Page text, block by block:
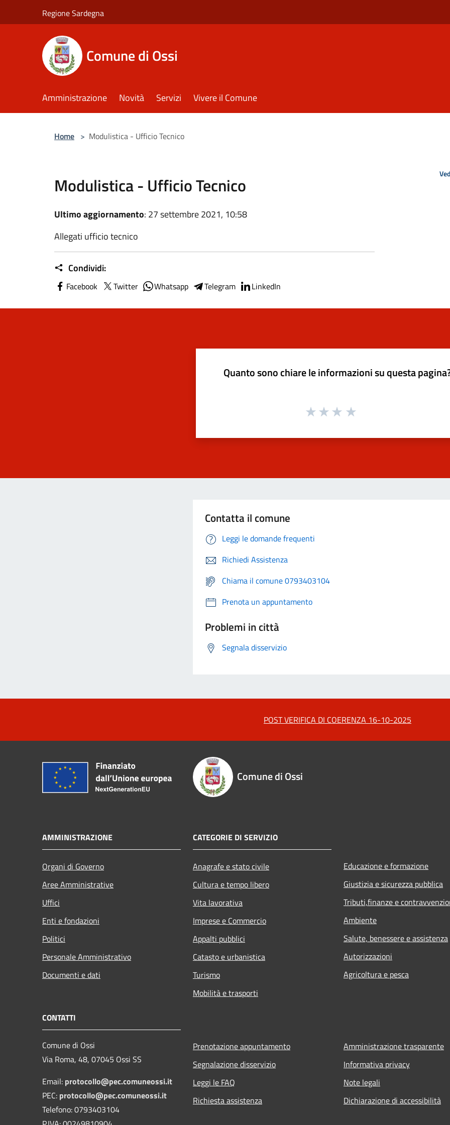
Regione Sardegna
Comune di Ossi
Amministrazione Novità Servizi Vivere il Comune
Home > Modulistica - Ufficio Tecnico
Modulistica - Ufficio Tecnico
Ultimo aggiornamento: 27 settembre 2021, 10:58
Allegati ufficio tecnico
Condividi:
Facebook Twitter Whatsapp Telegram LinkedIn
Quanto sono chiare le informazioni su questa
Contatta il comune
Leggi le domande frequenti
Richiedi Assistenza
Chiama il comune 0793403104
Prenota un appuntamento
Problemi in città
Segnala disservizio
POST VERIFICA DI COERENZA 16-10-2025
Comune di Ossi
AMMINISTRAZIONE
Organi di Governo
Aree Amministrative
Uffici
Enti e fondazioni
Politici
Personale Amministrativo
Documenti e dati
CATEGORIE DI SERVIZIO
Anagrafe e stato civile
Cultura e tempo libero
Vita lavorativa
Imprese e Commercio
Appalti pubblici
Catasto e urbanistica
Turismo
Mobilità e trasporti
Educazione e formazione
Giustizia e sicurezza pubblica
Tributi,finanze e
Ambiente
Salute, benessere e assistenza
Autorizzazioni
Agricoltura e pesca
CONTATTI
Comune di Ossi
Via Roma, 48, 07045 Ossi SS
Email: protocollo@pec.comuneossi.it
PEC: protocollo@pec.comuneossi.it
Telefono: 0793403104
Prenotazione appuntamento
Segnalazione disservizio
Leggi le FAQ
Richiesta assistenza
Amministrazione trasparente
Informativa privacy
Note legali
Dichiarazione di accessibilità